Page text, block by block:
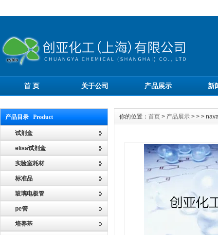
首 页 关于公司 产品展示 新
产品目录 Product
试剂盒
elisa试剂盒
实验室耗材
标准品
玻璃电极管
pe管
培养基
你的位置： 首页 > 产品展示 > > >